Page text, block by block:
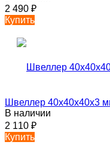
2 490 ₽
Купить
Швеллер 40х40х40х3
В наличии
2 110 ₽
Купить